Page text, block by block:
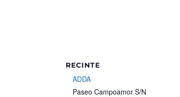
RECINTE
ADDA
Paseo Campoamor S/N